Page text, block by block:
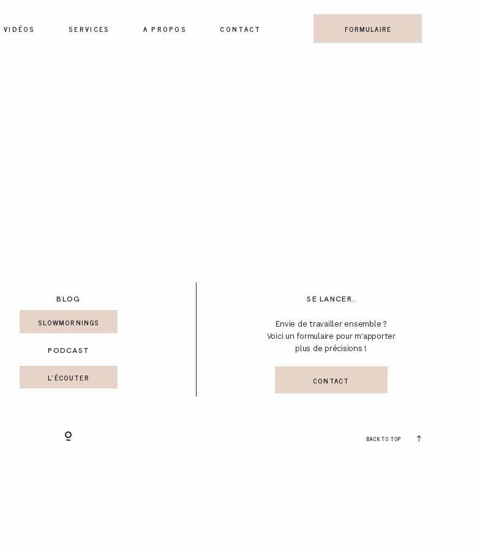
FORMULAIRE
VIDÉOS SERVICES A PROPOS CONTACT
BLOG SE LANCER.
SLOWMORNINGS
Envie de travailler ensemble ?
Voici un formulaire pour m'apporter
plus de précisions !
PODCAST
L'ÉCOUTER CONTACT
BACK TO TOP